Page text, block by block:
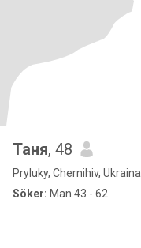
Таня, 48
Pryluky, Chernihiv, Ukraina
Söker: Man 43 - 62